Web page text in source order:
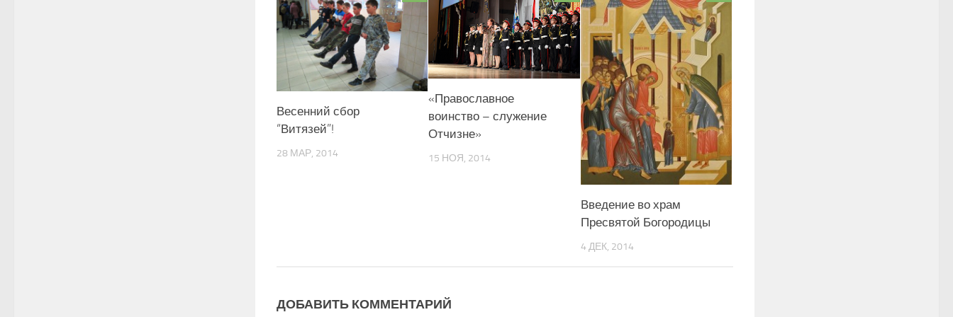
Весенний сбор
“Витязей”!
28 МАР, 2014
«Православное
воинство – служение
Отчизне»
15 НОЯ, 2014
Введение во храм
Пресвятой Богородицы
4 ДЕК, 2014
ДОБАВИТЬ КОММЕНТАРИЙ